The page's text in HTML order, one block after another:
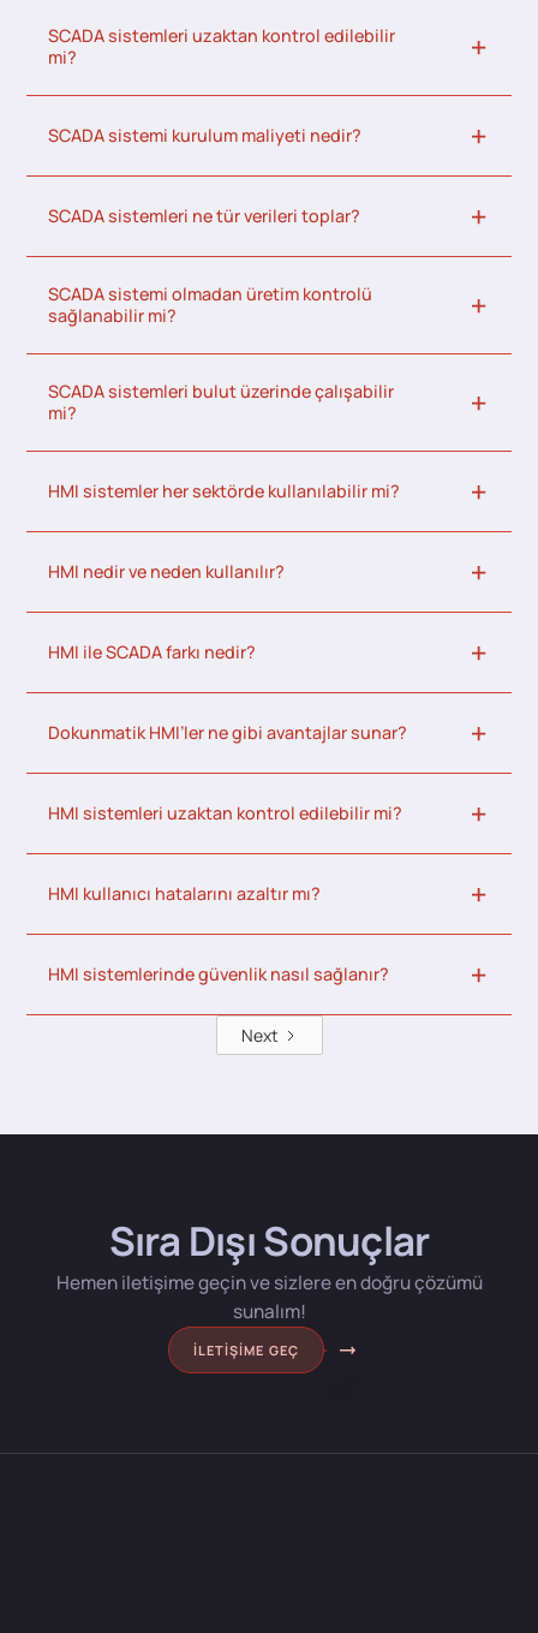
SCADA sistemleri uzaktan kontrol edilebilir
mi?
SCADA sistemi kurulum maliyeti nedir?
SCADA sistemleri ne tür verileri toplar?
SCADA sistemi olmadan üretim kontrolü
sağlanabilir mi?
SCADA sistemleri bulut üzerinde çalışabilir
mi?
HMI sistemler her sektörde kullanılabilir mi?
HMI nedir ve neden kullanılır?
HMI ile SCADA farkı nedir?
Dokunmatik HMI’ler ne gibi avantajlar sunar?
HMI sistemleri uzaktan kontrol edilebilir mi?
HMI kullanıcı hatalarını azaltır mı?
HMI sistemlerinde güvenlik nasıl sağlanır?
Next
Sıra Dışı Sonuçlar
Hemen iletişime geçin ve sizlere en doğru çözümü
sunalım!
İLETIŞIME GEÇ